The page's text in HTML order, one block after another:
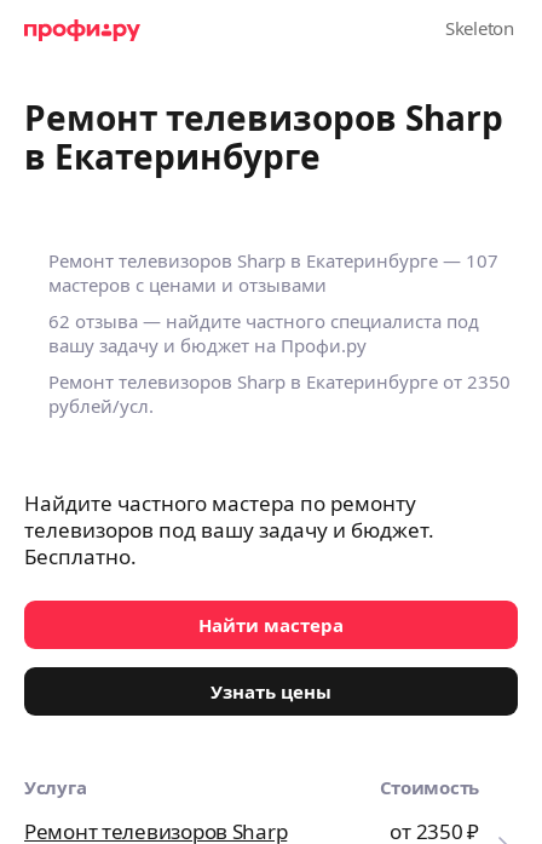
Ремонт телевизоров Sharp
в Екатеринбурге
Ремонт телевизоров Sharp в Екатеринбурге — 107
мастеров с ценами и отзывами
62 отзыва — найдите частного специалиста под
вашу задачу и бюджет на Профи.ру
Ремонт телевизоров Sharp в Екатеринбурге от 2350
рублей/усл.
Найдите частного мастера по ремонту
телевизоров под вашу задачу и бюджет.
Бесплатно.
Найти мастера
Узнать цены
Услуга Стоимость
Ремонт телевизоров Sharp от 2350₽